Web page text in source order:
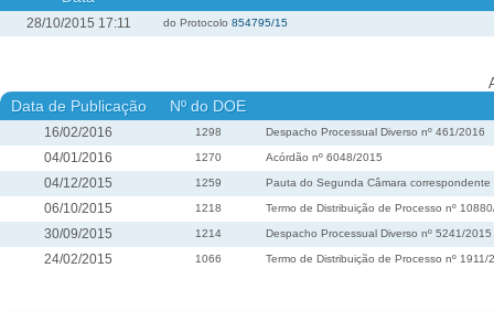
28/10/2015 17:11 do Protocolo 854795/15
Data de Publicação Nº do DOE
16/02/2016 1298 Despacho Processual Diverso nº 461/2016
04/01/2016 1270 Acórdão nº 6048/2015
04/12/2015 1259 Pauta do Segunda Câmara
06/10/2015 1218 Termo de Distribuição de Processo nº
30/09/2015 1214 Despacho Processual Diverso nº 5241/2015
24/02/2015 1066 Termo de Distribuição de Processo nº 1911/